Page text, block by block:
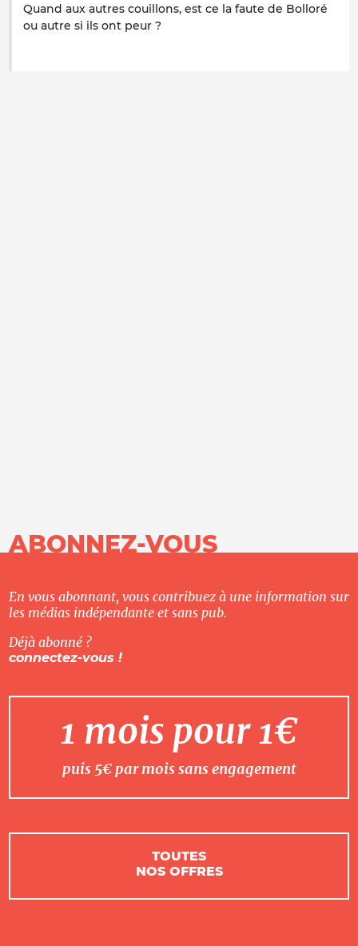
Quand aux autres couillons, est ce la faute de Bolloré
ou autre si ils ont peur ?
ABONNEZ-VOUS
En vous abonnant, vous contribuez à une information sur
les médias indépendante et sans pub.
Déjà abonné ?
connectez-vous !
1 mois pour 1€
puis 5€ par mois sans engagement
TOUTES
NOS OFFRES